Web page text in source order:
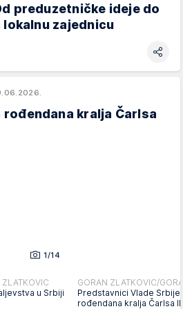
preduzetničke ideje do
zajednicu
kralja Čarlsa
1/14
u Srbiji
GORAN ZLATKOVIC/
Predstavnici Vlade Srbije
rođendana kralja Čarlsa